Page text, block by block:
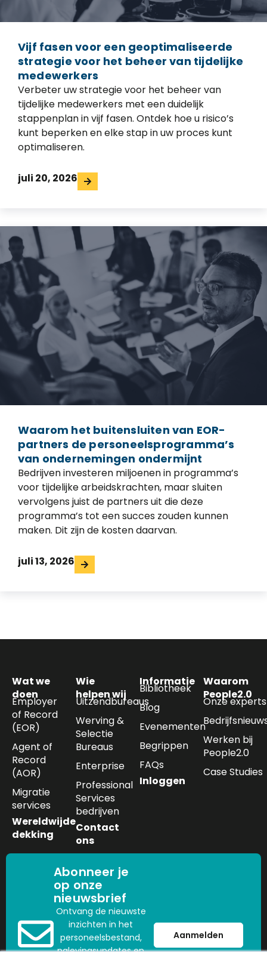
Vijf fasen voor een geoptimaliseerde
strategie voor het beheer van tijdelijke
medewerkers
Verbeter uw strategie voor het beheer van
tijdelijke medewerkers met een duidelijk
stappenplan in vijf fasen. Ontdek hoe u risico’s
kunt beperken en elke stap in uw proces kunt
optimaliseren.
juli 20, 2026
Waarom het buitensluiten van EOR-
partners de personeelsprogramma’s
van ondernemingen ondermijnt
Bedrijven investeren miljoenen in programma’s
voor tijdelijke arbeidskrachten, maar sluiten
vervolgens juist de partners uit die deze
programma’s tot een succes zouden kunnen
maken. Dit zijn de kosten daarvan.
juli 13, 2026
Wat we
doen
Employer
of Record
(EOR)
Agent of
Record
(AOR)
Migratie
services
Wereldwijde
dekking
Wie
helpen wij
Uitzendbureaus
Werving &
Selectie
Bureaus
Enterprise
Professional
Services
bedrijven
Contact
ons
Informatie
Bibliotheek
Blog
Evenementen
Begrippen
FAQs
Inloggen
Waarom
People2.0
Onze experts
Werken bij
People2.0
Case Studies
Abonneer je
op onze
nieuwsbrief
Ontvang de nieuwste
inzichten in het
personeelsbestand,
nalevingsupdates en
Aanmelden